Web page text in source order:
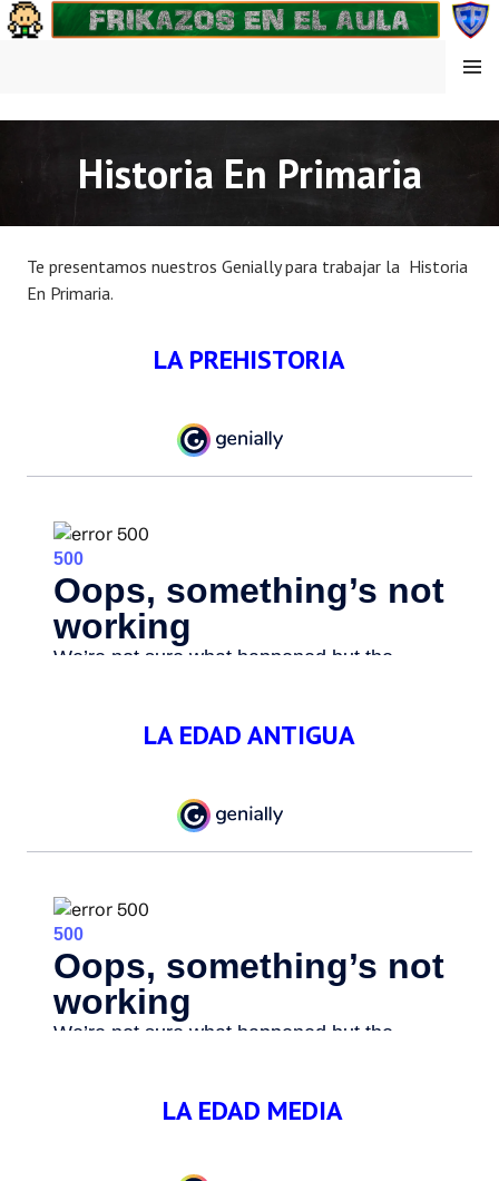
Saltar
al
FRIKAZOS EN EL AULA
MENÚ
Historia En Primaria
Te presentamos nuestros Genially para trabajar la Historia
En Primaria.
LA PREHISTORIA
LA EDAD ANTIGUA
LA EDAD MEDIA